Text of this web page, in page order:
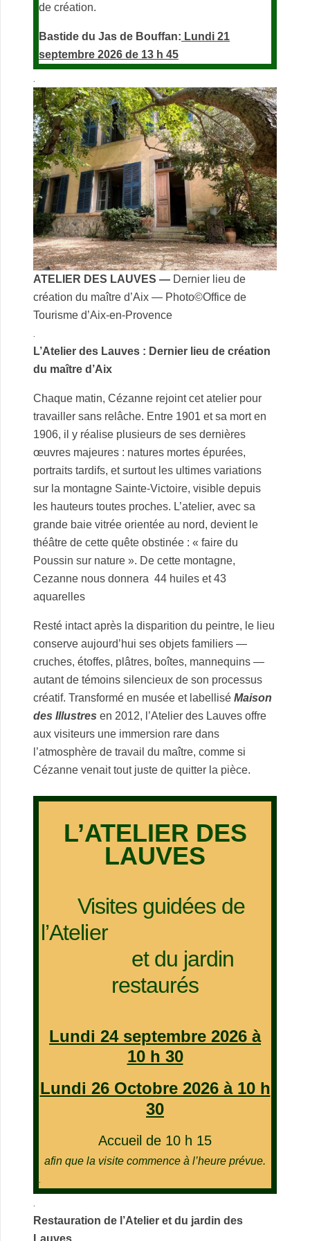
de création.
Bastide du Jas de Bouffan: Lundi 21
septembre 2026 de 13 h 45
.
ATELIER DES LAUVES — Dernier lieu de
création du maître d’Aix — Photo©Office de
Tourisme d’Aix-en-Provence
.
L’Atelier des Lauves : Dernier lieu de création
du maître d’Aix
Chaque matin, Cézanne rejoint cet atelier pour
travailler sans relâche. Entre 1901 et sa mort en
1906, il y réalise plusieurs de ses dernières
œuvres majeures : natures mortes épurées,
portraits tardifs, et surtout les ultimes variations
sur la montagne Sainte‑Victoire, visible depuis
les hauteurs toutes proches. L’atelier, avec sa
grande baie vitrée orientée au nord, devient le
théâtre de cette quête obstinée : « faire du
Poussin sur nature ». De cette montagne,
Cezanne nous donnera 44 huiles et 43
aquarelles
Resté intact après la disparition du peintre, le lieu
conserve aujourd’hui ses objets familiers —
cruches, étoffes, plâtres, boîtes, mannequins —
autant de témoins silencieux de son processus
créatif. Transformé en musée et labellisé Maison
des Illustres en 2012, l’Atelier des Lauves offre
aux visiteurs une immersion rare dans
l’atmosphère de travail du maître, comme si
Cézanne venait tout juste de quitter la pièce.
.
L’ATELIER DES
LAUVES
Visites guidées de
l’Atelier
et du jardin
restaurés
Lundi 24 septembre 2026 à
10 h 30
Lundi 26 Octobre 2026 à 10 h
30
Accueil de 10 h 15
afin que la visite commence à l’heure prévue.
.
.
Restauration de l’Atelier et du jardin des
Lauves